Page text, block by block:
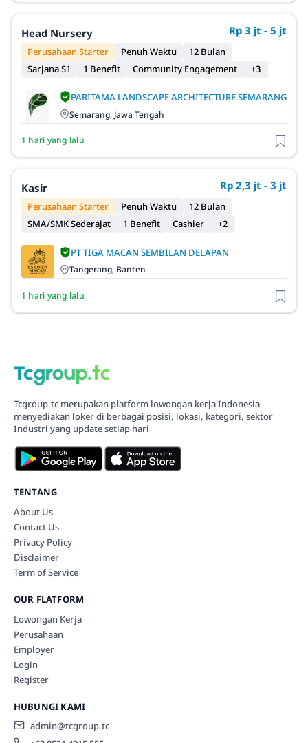
Head Nursery Rp 3 jt - 5 jt
Perusahaan Starter Penuh Waktu
12 Bulan
Sarjana S1
1 Benefit Community Engagement +3
PARITAMA LANDSCAPE ARCHITECTURE SEMARANG
Semarang, Jawa Tengah
1 hari yang lalu
Kasir Rp 2,3 jt - 3 jt
Perusahaan Starter Penuh Waktu
12 Bulan
SMA/SMK Sederajat
1 Benefit Cashier +2
PT TIGA MACAN SEMBILAN DELAPAN
Tangerang, Banten
1 hari yang lalu
Tcgroup.tc merupakan platform lowongan kerja Indonesia
menyediakan loker di berbagai posisi, lokasi, kategori, sektor
Industri yang update setiap hari
TENTANG
About Us
Contact Us
Privacy Policy
Disclaimer
Term of Service
OUR FLATFORM
Lowongan Kerja
Perusahaan
Employer
Login
Register
HUBUNGI KAMI
admin@tcgroup.tc